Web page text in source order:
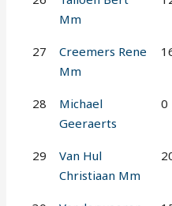
Mm
27
Creemers Rene
Mm
28
Michael
Geeraerts
0
29
Van Hul
Christiaan Mm